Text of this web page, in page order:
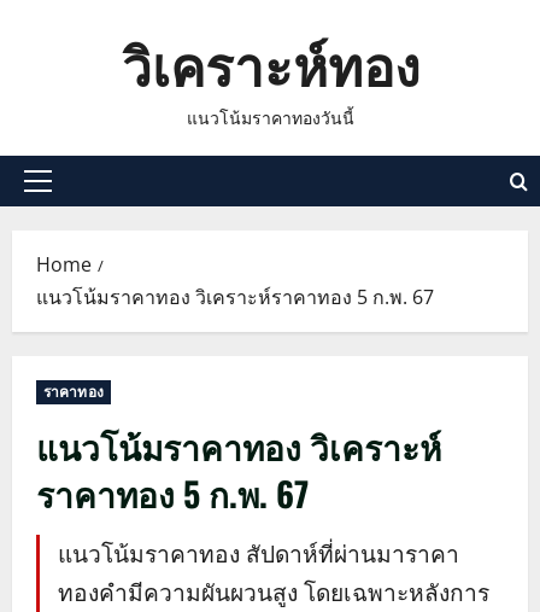
วิเคราะห์ทอง
แนวโน้มราคาทองวันนี้
Primary
Home
แนวโน้มราคาทอง วิเคราะห์ราคาทอง 5 ก.พ. 67
ราคาทอง
แนวโน้มราคาทอง วิเคราะห์
ราคาทอง 5 ก.พ. 67
แนวโน้มราคาทอง สัปดาห์ที่ผ่านมาราคา
ทองคำมีความผันผวนสูง โดยเฉพาะหลังการ